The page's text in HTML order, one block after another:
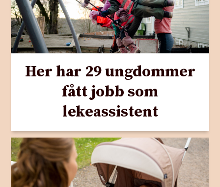
Her har 29 ungdommer
fått jobb som
lekeassistent